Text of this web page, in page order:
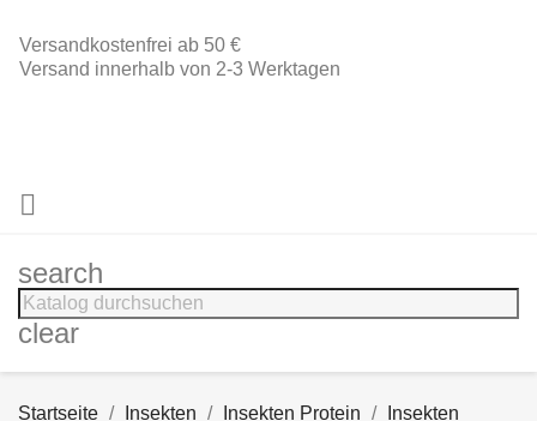
Versandkostenfrei ab 50 €
Versand innerhalb von 2-3 Werktagen

search
clear
Startseite Insekten Insekten Protein
Insekten